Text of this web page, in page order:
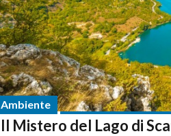
Ambiente
Il Mistero del Lago di